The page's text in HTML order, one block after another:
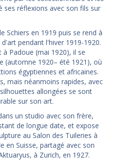
ses réflexions avec son fils sur
Schiers en 1919 puis se rend à
pendant l'hiver 1919-1920.
Padoue (mai 1920), il se
(automne 1920– été 1921), où
égyptiennes et africaines.
mais néanmoins rapides, avec
allongées se sont
sur son art.
un studio avec son frère,
de longue date, et expose
au Salon des Tuileries à
en Suisse, partagé avec son
à Zurich, en 1927.